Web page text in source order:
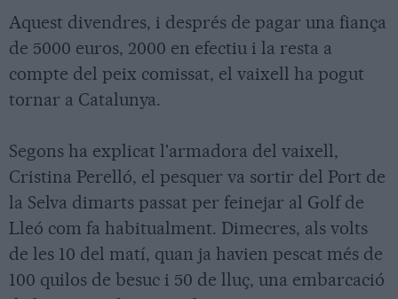
Aquest divendres, i després de pagar una fiança
de 5000 euros, 2000 en efectiu i la resta a
compte del peix comissat, el vaixell ha pogut
tornar a Catalunya.
Segons ha explicat l'armadora del vaixell,
Cristina Perelló, el pesquer va sortir del Port de
la Selva dimarts passat per feinejar al Golf de
Lleó com fa habitualment. Dimecres, als volts
de les 10 del matí, quan ja havien pescat més de
100 quilos de besuc i 50 de lluç, una embarcació